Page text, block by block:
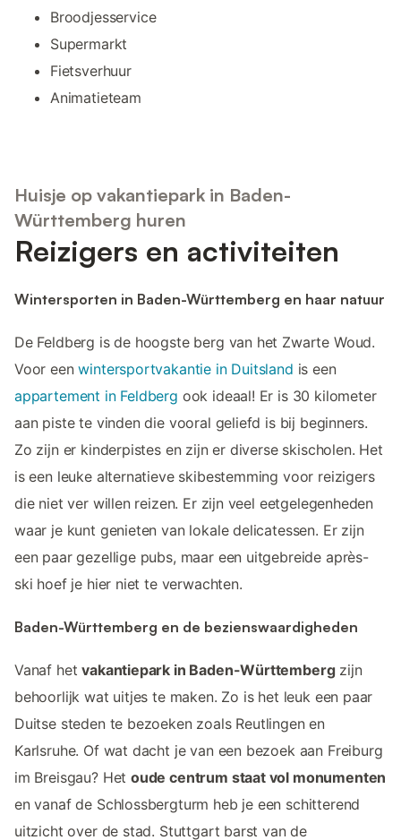
Broodjesservice
Supermarkt
Fietsverhuur
Animatieteam
Huisje op vakantiepark in Baden-
Württemberg huren
Reizigers en activiteiten
Wintersporten in Baden-Württemberg en haar natuur
De Feldberg is de hoogste berg van het Zwarte Woud.
Voor eenwintersportvakantie in Duitsland is een
appartement in Feldberg ook ideaal! Er is 30 kilometer
aan piste te vinden die vooral geliefd is bij beginners.
Zo zijn er kinderpistes en zijn er diverse skischolen. Het
is een leuke alternatieve skibestemming voor reizigers
die niet ver willen reizen. Er zijn veel eetgelegenheden
waar je kunt genieten van lokale delicatessen. Er zijn
een paar gezellige pubs, maar een uitgebreide après-
ski hoef je hier niet te verwachten.
Baden-Württemberg en de bezienswaardigheden
Vanaf hetvakantiepark in Baden-Württembergzijn
behoorlijk wat uitjes te maken. Zo is het leuk een paar
Duitse steden te bezoeken zoals Reutlingen en
Karlsruhe. Of wat dacht je van een bezoek aan Freiburg
im Breisgau? Hetoude centrum staat vol monumenten
en vanaf de Schlossbergturm heb je een schitterend
uitzicht over de stad. Stuttgart barst van de